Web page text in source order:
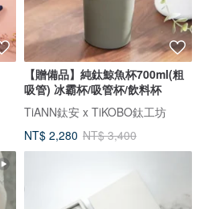
【贈備品】純鈦鯨魚杯700ml(粗
吸管) 冰霸杯/吸管杯/飲料杯
TiANN鈦安 x TiKOBO鈦工坊
NT$ 2,280 NT$ 3,400